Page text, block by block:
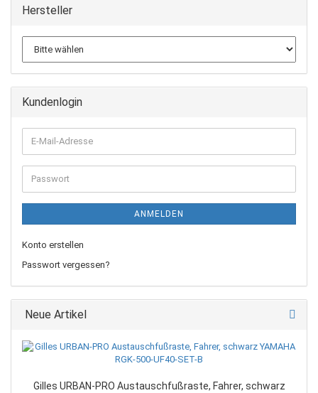
Hersteller
Kundenlogin
E-
Mail-
Adresse
Passwort
ANMELDEN
Konto erstellen
Passwort vergessen?
Neue Artikel
Gilles URBAN-PRO Austauschfußraste, Fahrer, schwarz